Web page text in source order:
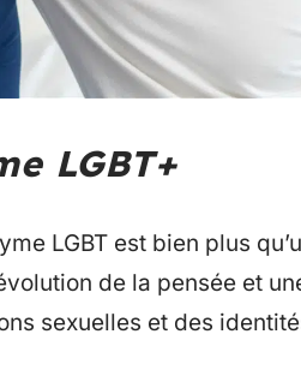
LGBT+
LGBT est bien plus
de la pensée et
sexuelles et des